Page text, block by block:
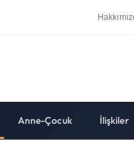
Anne-Çocuk İlişkiler